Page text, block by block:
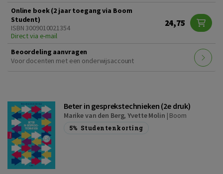
Online boek (2 jaar toegang via Boom
Student)
ISBN 3009010021354
Direct via e-mail
24,75
Beoordeling aanvragen
Voor docenten met een onderwijsaccount
Beter in gesprekstechnieken (2e druk)
Marike van den Berg,Yvette Molin | Boom
5% Studentenkorting